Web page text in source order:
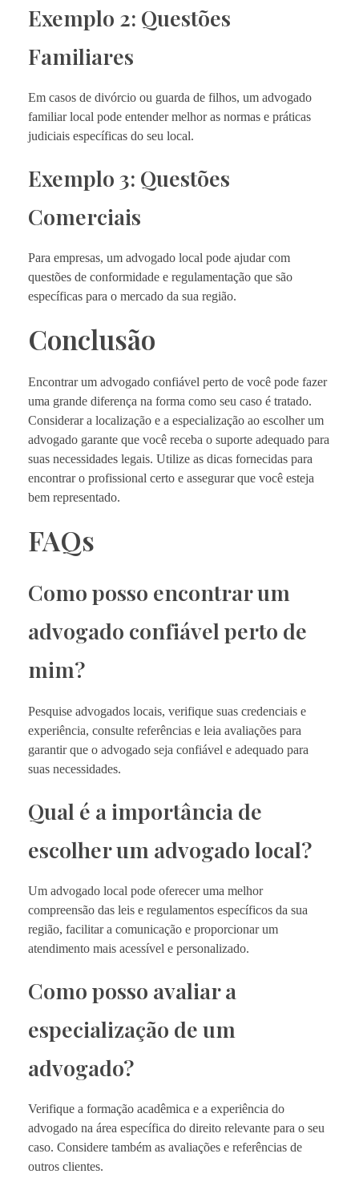
Exemplo 2: Questões
Familiares
Em casos de divórcio ou guarda de filhos, um advogado
familiar local pode entender melhor as normas e práticas
judiciais específicas do seu local.
Exemplo 3: Questões
Comerciais
Para empresas, um advogado local pode ajudar com
questões de conformidade e regulamentação que são
específicas para o mercado da sua região.
Conclusão
Encontrar um advogado confiável perto de você pode fazer
uma grande diferença na forma como seu caso é tratado.
Considerar a localização e a especialização ao escolher um
advogado garante que você receba o suporte adequado para
suas necessidades legais. Utilize as dicas fornecidas para
encontrar o profissional certo e assegurar que você esteja
bem representado.
FAQs
Como posso encontrar um
advogado confiável perto de
mim?
Pesquise advogados locais, verifique suas credenciais e
experiência, consulte referências e leia avaliações para
garantir que o advogado seja confiável e adequado para
suas necessidades.
Qual é a importância de
escolher um advogado local?
Um advogado local pode oferecer uma melhor
compreensão das leis e regulamentos específicos da sua
região, facilitar a comunicação e proporcionar um
atendimento mais acessível e personalizado.
Como posso avaliar a
especialização de um
advogado?
Verifique a formação acadêmica e a experiência do
advogado na área específica do direito relevante para o seu
caso. Considere também as avaliações e referências de
outros clientes.